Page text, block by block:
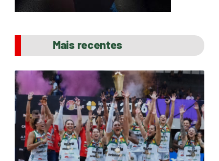
Mais recentes